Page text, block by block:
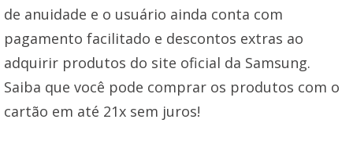
de anuidade e o usuário ainda conta com
pagamento facilitado e descontos extras ao
adquirir produtos do site oficial da Samsung.
Saiba que você pode comprar os produtos com o
cartão em até 21x sem juros!